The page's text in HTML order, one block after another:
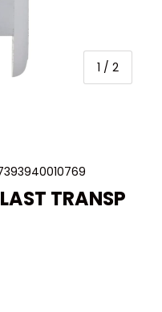
1 / av
2
TRANSP